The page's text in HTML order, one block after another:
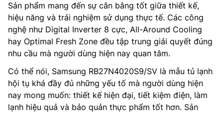
Sản phẩm mang đến sự cân bằng tốt giữa thiết kế,
hiệu năng và trải nghiệm sử dụng thực tế. Các công
nghệ như Digital Inverter 8 cực, All-Around Cooling
hay Optimal Fresh Zone đều tập trung giải quyết đúng
nhu cầu mà người dùng hiện nay quan tâm.
Có thể nói, Samsung RB27N4020S9/SV là mẫu tủ lạnh
hội tụ khá đầy đủ những yếu tố mà người dùng hiện
nay mong muốn: thiết kế hiện đại, tiết kiệm điện, làm
lạnh hiệu quả và bảo quản thực phẩm tốt hơn. Sản